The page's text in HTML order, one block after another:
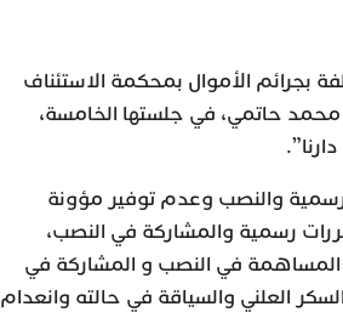
بجرائم الأموال بمحكمة الاستئناف
بقاعة 9 والتي يترأسها محمد حاتمي، في جلستها الخامسة،
والنصب وعدم توفير مؤونة
رسمية والمشاركة في النصب،
في النصب و المشاركة في
العلني والسياقة في حالته وانعدام